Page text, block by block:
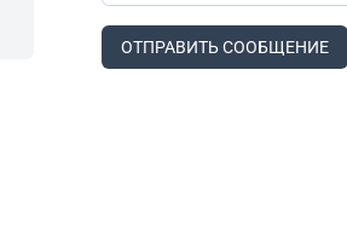
ОТПРАВИТЬ СООБЩЕНИЕ